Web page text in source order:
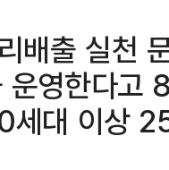
배출 실천
영한다고
대 이상